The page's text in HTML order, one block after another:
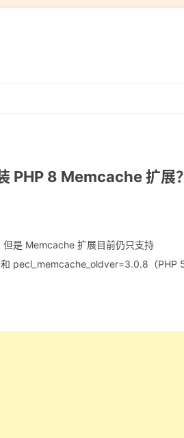
PHP 8 Memcache 扩展？
是 Memcache 扩展目前仍只支持
pecl_memcache_oldver=3.0.8（PHP